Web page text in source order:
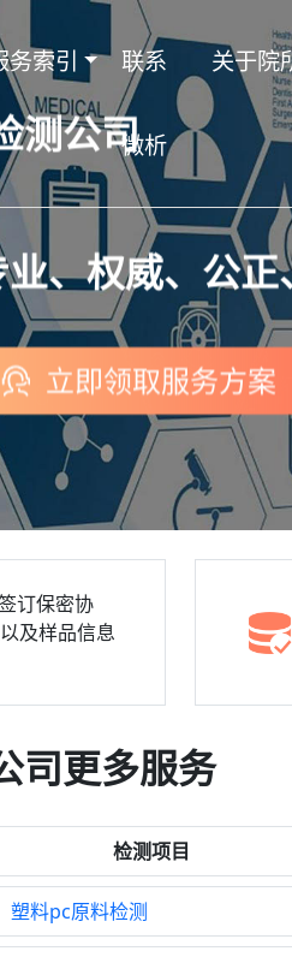
务索引 联系
微析
关于院
测公司
、权威、公正
立即领取服务方案
订保密协
及样品信息
司更多服务
检测项目
塑料pc原料检测